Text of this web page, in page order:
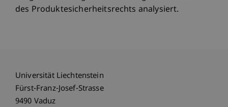
des Produktesicherheitsrechts analysiert.
Universität Liechtenstein
Fürst-Franz-Josef-Strasse
9490 Vaduz